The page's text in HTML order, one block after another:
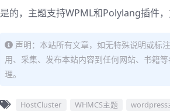
是的，主题支持WPML和Polylang插件，
声明：本站所有文章，如无特殊说明或标
用、采集、发布本站内容到任何网站、书籍
理。
HostCluster WHMCS主题 wordpress